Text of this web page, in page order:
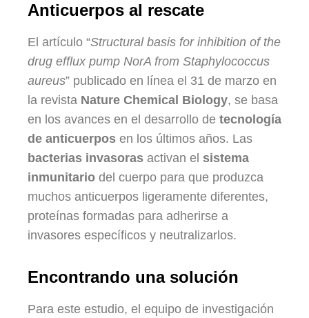
Anticuerpos al rescate
El artículo “Structural basis for inhibition of the
drug efflux pump NorA from Staphylococcus
aureus” publicado en línea el 31 de marzo en
la revista Nature Chemical Biology, se basa
en los avances en el desarrollo de tecnología
de anticuerpos en los últimos años. Las
bacterias invasoras activan el sistema
inmunitario del cuerpo para que produzca
muchos anticuerpos ligeramente diferentes,
proteínas formadas para adherirse a
invasores específicos y neutralizarlos.
Encontrando una solución
Para este estudio, el equipo de investigación